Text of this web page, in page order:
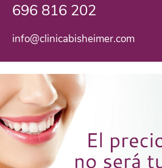
696 816 202
info@clinicabisheimer.com